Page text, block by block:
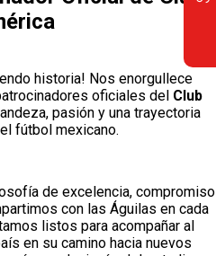
historia! Nos enorgullece
oficiales del Club
pasión y una trayectoria
fútbol mexicano.
de excelencia, compromiso
con las Águilas en cada
listos para acompañar al
en su camino hacia nuevos